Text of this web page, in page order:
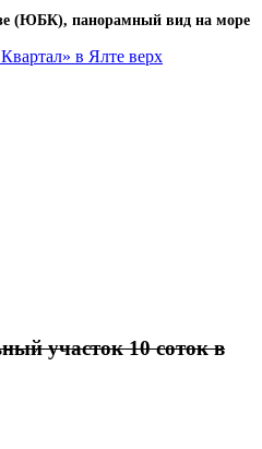
(ЮБК), панорамный вид на море
участок 10 соток в